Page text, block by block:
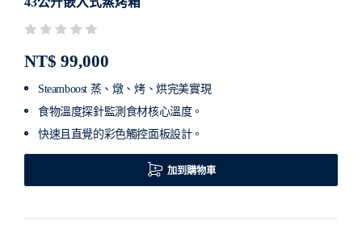
NT$ 99,000
Steamboost 蒸、燉、烤、烘完美實現
食物溫度探針監測食材核心溫度。
快速且直覺的彩色觸控面板設計。
加到購物車